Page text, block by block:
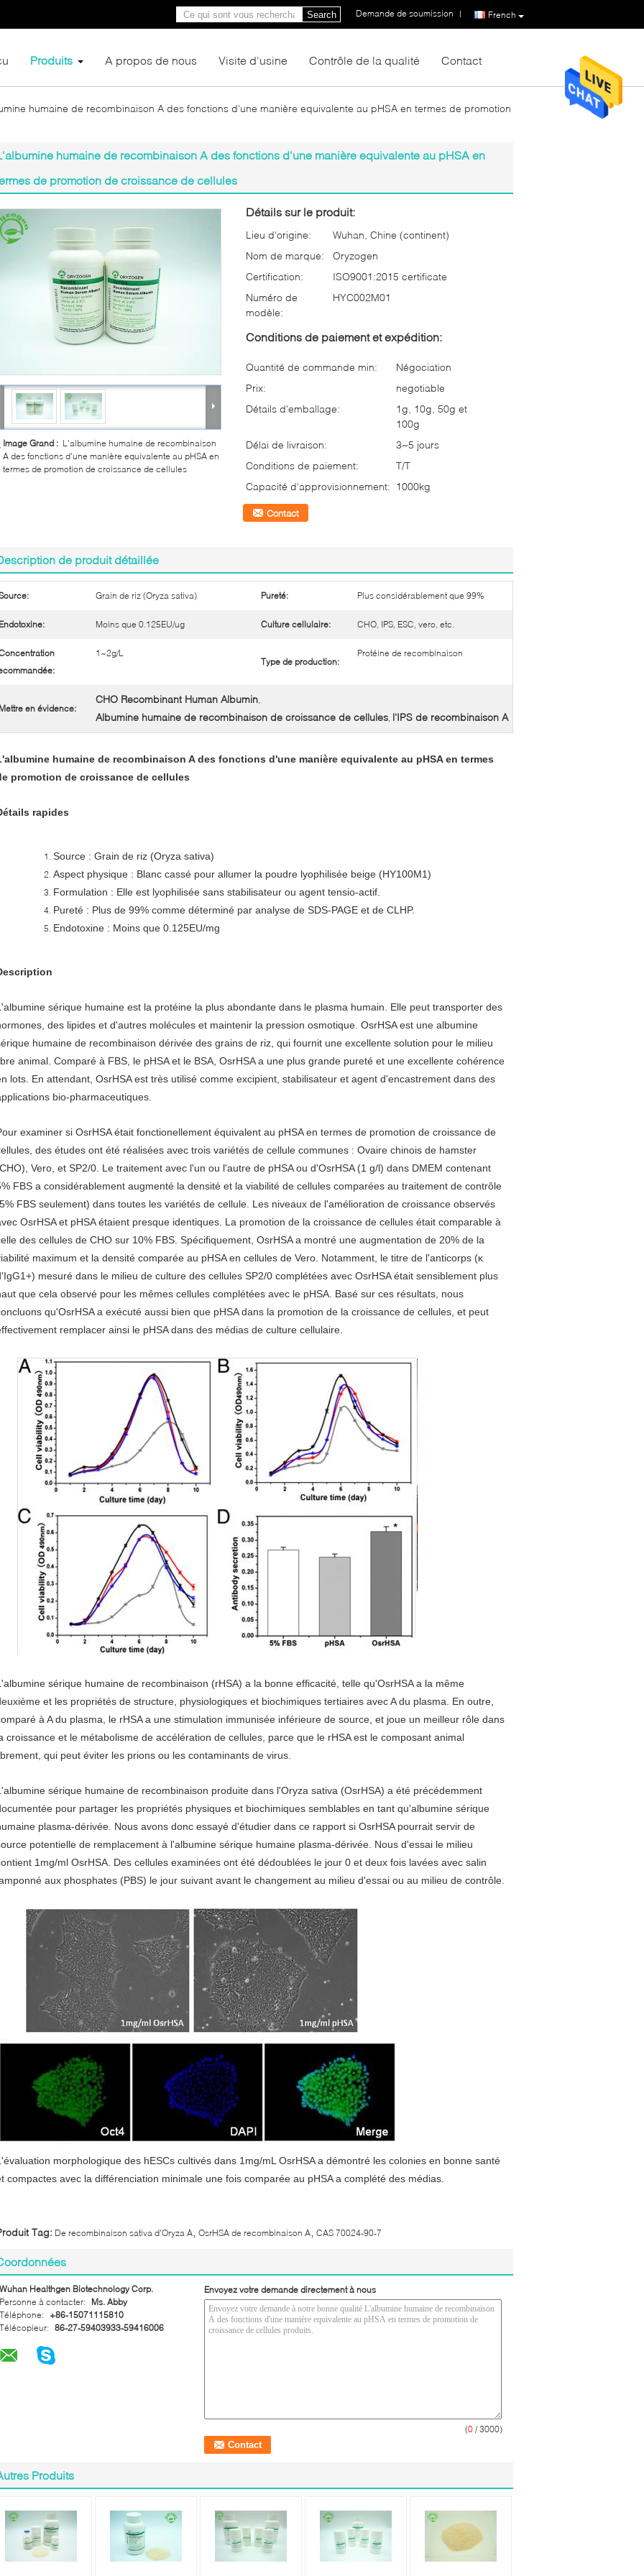
French
Demande de soumission |
Search
Produits A propos de nous Visite d'usine Contrôle de la qualité Contact
humaine de recombinaison A des fonctions d'une manière equivalente au pHSA en termes de promotion
humaine de recombinaison A des fonctions d'une manière equivalente au pHSA en
de promotion de croissance de cellules
Image Grand : L'albumine humaine de recombinaison
A des fonctions d'une manière equivalente au pHSA en
termes de promotion de croissance de cellules
Détails sur le produit:
Lieu d'origine:
Wuhan, Chine (continent)
Nom de marque:
Oryzogen
Certification:
ISO9001:2015 certificate
Numéro de
modèle:
HYC002M01
Conditions de paiement et expédition:
Quantité de commande min:
Négociation
Prix:
negotiable
Détails d'emballage:
1g, 10g, 50g et
100g
Délai de livraison:
3~5 jours
Conditions de paiement:
T/T
Capacité d'approvisionnement: 1000kg
Contact
de produit détaillée
Grain de riz (Oryza sativa) Pureté: Plus considérablement que 99%
Moins que 0.125EU/ug Culture cellulaire: CHO, IPS, ESC, vero, etc.
1~2g/L
Type de production:
Protéine de recombinaison
en évidence:
CHO Recombinant Human Albumin,
Albumine humaine de recombinaison de croissance de cellules, l'IPS de recombinaison A
humaine de recombinaison A des fonctions d'une manière equivalente au pHSA en termes
promotion de croissance de cellules
rapides
Source : Grain de riz (Oryza sativa)
Aspect physique : Blanc cassé pour allumer la poudre lyophilisée beige (HY100M1)
Formulation : Elle est lyophilisée sans stabilisateur ou agent tensio-actif.
Pureté : Plus de 99% comme déterminé par analyse de SDS-PAGE et de CLHP.
Endotoxine : Moins que 0.125EU/mg
sérique humaine est la protéine la plus abondante dans le plasma humain. Elle peut transporter des
des lipides et d'autres molécules et maintenir la pression osmotique. OsrHSA est une albumine
humaine de recombinaison dérivée des grains de riz, qui fournit une excellente solution pour le milieu
animal. Comparé à FBS, le pHSA et le BSA, OsrHSA a une plus grande pureté et une excellente cohérence
lots. En attendant, OsrHSA est très utilisé comme excipient, stabilisateur et agent d'encastrement dans des
bio-pharmaceutiques.
examiner si OsrHSA était fonctionellement équivalent au pHSA en termes de promotion de croissance de
des études ont été réalisées avec trois variétés de cellule communes : Ovaire chinois de hamster
Vero, et SP2/0. Le traitement avec l'un ou l'autre de pHSA ou d'OsrHSA (1 g/l) dans DMEM contenant
FBS a considérablement augmenté la densité et la viabilité de cellules comparées au traitement de contrôle
FBS seulement) dans toutes les variétés de cellule. Les niveaux de l'amélioration de croissance observés
OsrHSA et pHSA étaient presque identiques. La promotion de la croissance de cellules était comparable à
des cellules de CHO sur 10% FBS. Spécifiquement, OsrHSA a montré une augmentation de 20% de la
maximum et la densité comparée au pHSA en cellules de Vero. Notamment, le titre de l'anticorps (κ
mesuré dans le milieu de culture des cellules SP2/0 complétées avec OsrHSA était sensiblement plus
que cela observé pour les mêmes cellules complétées avec le pHSA. Basé sur ces résultats, nous
qu'OsrHSA a exécuté aussi bien que pHSA dans la promotion de la croissance de cellules, et peut
remplacer ainsi le pHSA dans des médias de culture cellulaire.
sérique humaine de recombinaison (rHSA) a la bonne efficacité, telle qu'OsrHSA a la même
et les propriétés de structure, physiologiques et biochimiques tertiaires avec A du plasma. En outre,
à A du plasma, le rHSA a une stimulation immunisée inférieure de source, et joue un meilleur rôle dans
croissance et le métabolisme de accélération de cellules, parce que le rHSA est le composant animal
qui peut éviter les prions ou les contaminants de virus.
sérique humaine de recombinaison produite dans l'Oryza sativa (OsrHSA) a été précédemment
pour partager les propriétés physiques et biochimiques semblables en tant qu'albumine sérique
plasma-dérivée. Nous avons donc essayé d'étudier dans ce rapport si OsrHSA pourrait servir de
potentielle de remplacement à l'albumine sérique humaine plasma-dérivée. Nous d'essai le milieu
1mg/ml OsrHSA. Des cellules examinées ont été dédoublées le jour 0 et deux fois lavées avec salin
aux phosphates (PBS) le jour suivant avant le changement au milieu d'essai ou au milieu de contrôle.
morphologique des hESCs cultivés dans 1mg/mL OsrHSA a démontré les colonies en bonne santé
compactes avec la différenciation minimale une fois comparée au pHSA a complété des médias.
Tag: De recombinaison sativa d'Oryza A OsrHSA de recombinaison A CAS 70024-90-7
Wuhan Healthgen Biotechnology Corp.
Personne à contacter:
Ms. Abby
Téléphone:
+86-15071115810
Télécopieur: 86-27-59403933-59416006
Envoyez votre demande directement à nous
(0 / 3000)
Produits